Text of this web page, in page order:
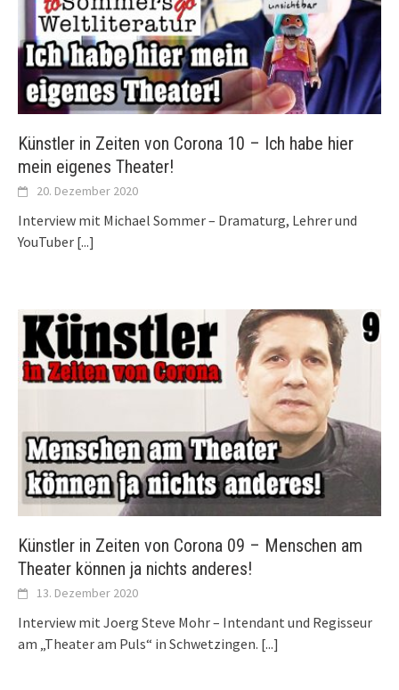
Künstler in Zeiten von Corona 10 – Ich habe hier
mein eigenes Theater!
20. Dezember 2020
Interview mit Michael Sommer – Dramaturg, Lehrer und
YouTuber [...]
Künstler in Zeiten von Corona 09 – Menschen am
Theater können ja nichts anderes!
13. Dezember 2020
Interview mit Joerg Steve Mohr – Intendant und Regisseur
am „Theater am Puls“ in Schwetzingen. [...]